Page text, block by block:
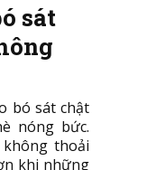
sát
bó sát chật
nóng bức.
thoải
khi những